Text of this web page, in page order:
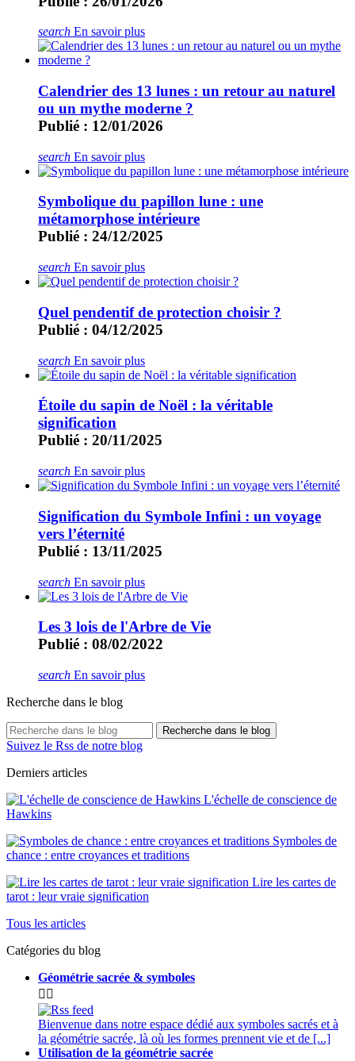
search En savoir plus
Calendrier des 13 lunes : un retour au naturel
ou un mythe moderne ?
Publié : 12/01/2026
search En savoir plus
Symbolique du papillon lune : une
métamorphose intérieure
Publié : 24/12/2025
search En savoir plus
Quel pendentif de protection choisir ?
Publié : 04/12/2025
search En savoir plus
Étoile du sapin de Noël : la véritable
signification
Publié : 20/11/2025
search En savoir plus
Signification du Symbole Infini : un voyage
vers l’éternité
Publié : 13/11/2025
search En savoir plus
Les 3 lois de l'Arbre de Vie
Publié : 08/02/2022
search En savoir plus
Recherche dans le blog
Recherche dans le blog
Suivez le Rss de notre blog
Derniers articles
L'échelle de conscience de
Hawkins
Symboles de
chance : entre croyances et traditions
Lire les cartes de
tarot : leur vraie signification
Tous les articles
Catégories du blog
Géométrie sacrée & symboles
 
Bienvenue dans notre espace dédié aux symboles sacrés et à
la géométrie sacrée, là où les formes prennent vie et de [...]
Utilisation de la géométrie sacrée